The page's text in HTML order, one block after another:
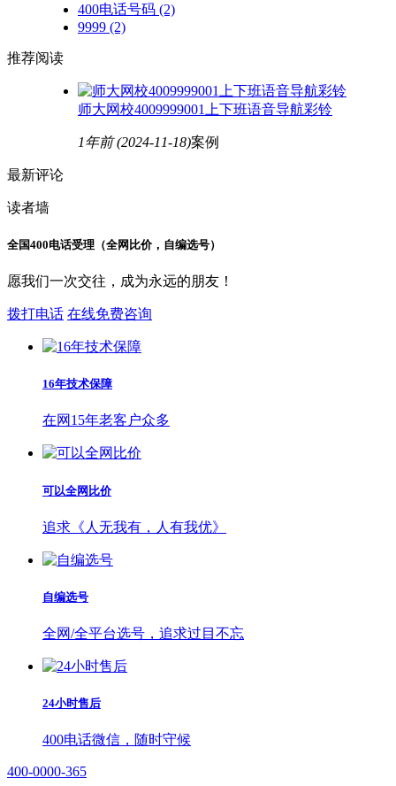
400电话号码 (2)
9999 (2)
推荐阅读
师大网校4009999001上下班语音导航彩铃
1年前(2024-11-18)案例
最新评论
读者墙
全国400电话受理（全网比价，自编选号）
愿我们一次交往，成为永远的朋友！
拨打电话 在线免费咨询
16年技术保障
在网15年老客户众多
可以全网比价
追求《人无我有，人有我优》
自编选号
全网/全平台选号，追求过目不忘
24小时售后
400电话微信，随时守候
400-0000-365